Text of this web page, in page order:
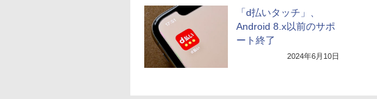
「d払いタッチ」、
Android 8.x以前のサポ
ート終了
2024年6月10日